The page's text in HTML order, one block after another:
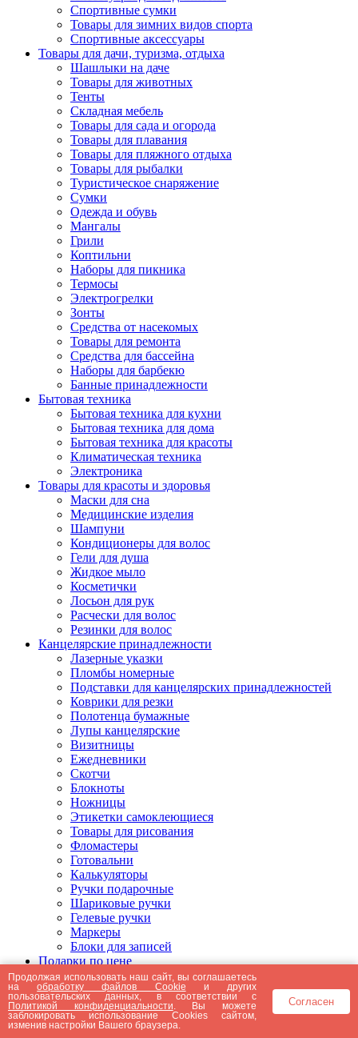
Спортивные сумки
Товары для зимних видов спорта
Спортивные аксессуары
Товары для дачи, туризма, отдыха
Шашлыки на даче
Товары для животных
Тенты
Складная мебель
Товары для сада и огорода
Товары для плавания
Товары для пляжного отдыха
Товары для рыбалки
Туристическое снаряжение
Сумки
Одежда и обувь
Мангалы
Грили
Коптильни
Наборы для пикника
Термосы
Электрогрелки
Зонты
Средства от насекомых
Товары для ремонта
Средства для бассейна
Наборы для барбекю
Банные принадлежности
Бытовая техника
Бытовая техника для кухни
Бытовая техника для дома
Бытовая техника для красоты
Климатическая техника
Электроника
Товары для красоты и здоровья
Маски для сна
Медицинские изделия
Шампуни
Кондиционеры для волос
Гели для душа
Жидкое мыло
Косметички
Лосьон для рук
Расчески для волос
Резинки для волос
Канцелярские принадлежности
Лазерные указки
Пломбы номерные
Подставки для канцелярских принадлежностей
Коврики для резки
Полотенца бумажные
Лупы канцелярские
Визитницы
Ежедневники
Скотчи
Блокноты
Ножницы
Этикетки самоклеющиеся
Товары для рисования
Фломастеры
Готовальни
Калькуляторы
Ручки подарочные
Шариковые ручки
Гелевые ручки
Маркеры
Блоки для записей
Подарки по цене
Подарки от 5000 рублей
Подарки до 5000 рублей
Подарки до 3000 рублей
Подарки до 2000 рублей
Подарки до 1000 рублей
Продолжая использовать наш сайт, вы соглашаетесь
наобработку файлов Cookie и других
пользовательских данных, в соответствии с
Политикой конфиденциальности . Вы можете
заблокировать использование Cookies сайтом,
изменив настройки Вашего браузера.
Согласен